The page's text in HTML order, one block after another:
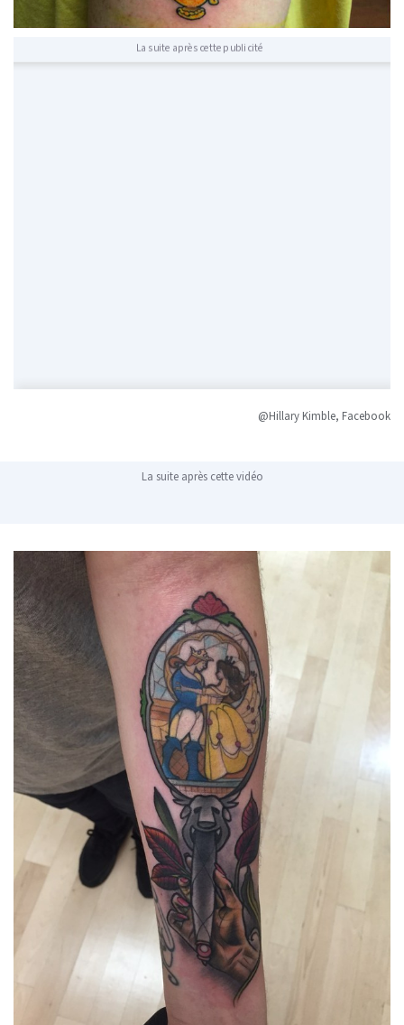
La suite après cette publicité
@Hillary Kimble, Facebook
La suite après cette vidéo